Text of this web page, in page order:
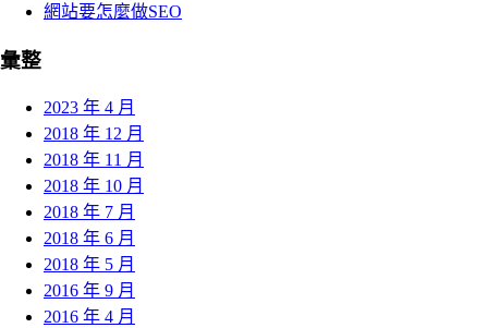
網站要怎麼做SEO
彙整
2023 年 4 月
2018 年 12 月
2018 年 11 月
2018 年 10 月
2018 年 7 月
2018 年 6 月
2018 年 5 月
2016 年 9 月
2016 年 4 月